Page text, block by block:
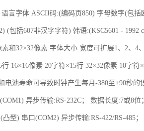
语言字体 ASCII码:(编码页850) 字母数字(包
(包括607非汉字字符) 韩语:(KSC5601 - 1992
素和32×32像素 字体大小 宽度可扩展1、2、4
行 16×16像素 20字符×15行 32×32像素 10字
电池寿命可导致时钟产生每月-380至+90秒
异步传输:RS-232C； 数据长度:7或8
(凸型) 串口(COM2) 异步传输:RS-422/RS-485